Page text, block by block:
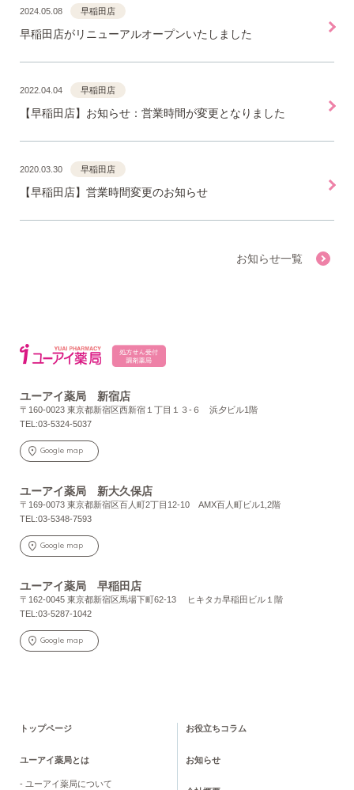
2024.05.08 早稲田店
早稲田店がリニューアルオープンいたしました
2022.04.04 早稲田店
【早稲田店】お知らせ：営業時間が変更となりました
2020.03.30 早稲田店
【早稲田店】営業時間変更のお知らせ
お知らせ一覧
ユーアイ薬局 新宿店
〒160-0023 東京都新宿区西新宿１丁目１３-６ 浜夕ビル1階
TEL:03-5324-5037
Google map
ユーアイ薬局 新大久保店
〒169-0073 東京都新宿区百人町2丁目12-10 AMX百人町ビル1,2階
TEL:03-5348-7593
Google map
ユーアイ薬局 早稲田店
〒162-0045 東京都新宿区馬場下町62-13 ヒキタカ早稲田ビル１階
TEL:03-5287-1042
Google map
トップページ
ユーアイ薬局とは
- ユーアイ薬局について
お役立ちコラム
お知らせ